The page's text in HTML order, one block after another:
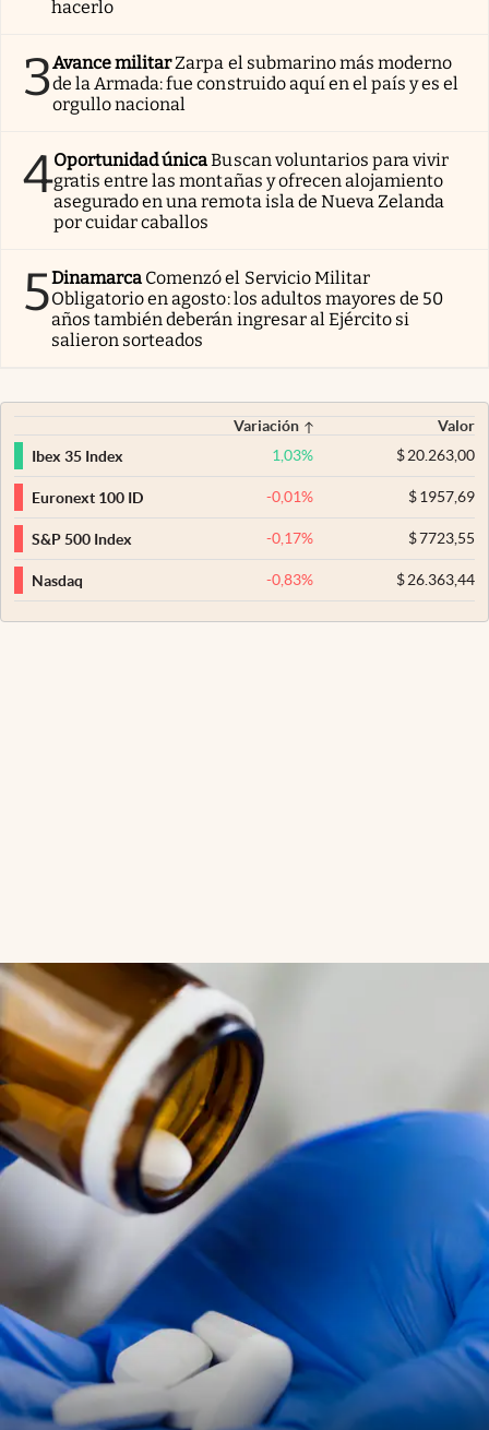
hacerlo
3Avance militarZarpa el submarino más moderno
de la Armada: fue construido aquí en el país y es el
orgullo nacional
4Oportunidad únicaBuscan voluntarios para vivir
gratis entre las montañas y ofrecen alojamiento
asegurado en una remota isla de Nueva Zelanda
por cuidar caballos
5Dinamarca Comenzó el Servicio Militar
Obligatorio en agosto: los adultos mayores de 50
años también deberán ingresar al Ejército si
salieron sorteados
Variación
Valor
Ibex 35 Index
1,03% $20.263,00
Euronext 100 ID -0,01% $1957,69
S&P 500 Index -0,17% $7723,55
Nasdaq -0,83% $26.363,44